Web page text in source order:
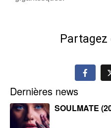
Dernières news
SOULMATE